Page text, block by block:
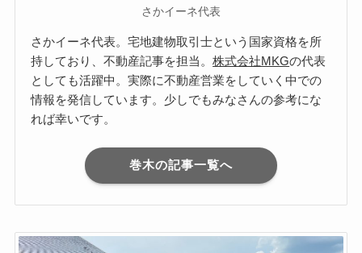
さかイーネ代表
さかイーネ代表。宅地建物取引士という国家資格を所
持しており、不動産記事を担当。株式会社MKGの代表
としても活躍中。実際に不動産営業をしていく中での
情報を発信しています。少しでもみなさんの参考にな
れば幸いです。
巻木の記事一覧へ